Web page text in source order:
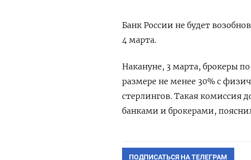
Банк России не будет
4 марта.
Накануне, 3 марта, брокеры
размере не менее 30% с
стерлингов. Такая комиссия
банками и брокерами,
ПОДПИСАТЬСЯ НА ТЕЛЕГРАМ